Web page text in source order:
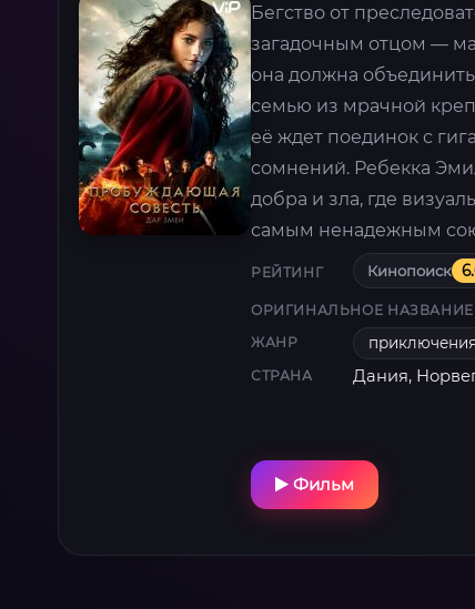
Бегство от
загадочным отцом —
она должна
семью из мрачной
её ждет поединок с
сомнений. Ребекка
добра и зла, где
самым ненадежным
РЕЙТИНГ Кинопоиск
ОРИГИНАЛЬНОЕ НАЗВАНИЕ
ЖАНР приключения
СТРАНА Дания,
Фильм